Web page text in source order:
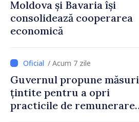
inițiat procesul. Le
mulțumim aleșilor locali
pentru că au pus pe primul
dezvoltar
Moldova și Bavaria își
consolidează cooperarea
economică
/ Acum 7 zile
Guvernul propune măsuri
țintite pentru a opri
practicile de remunerare